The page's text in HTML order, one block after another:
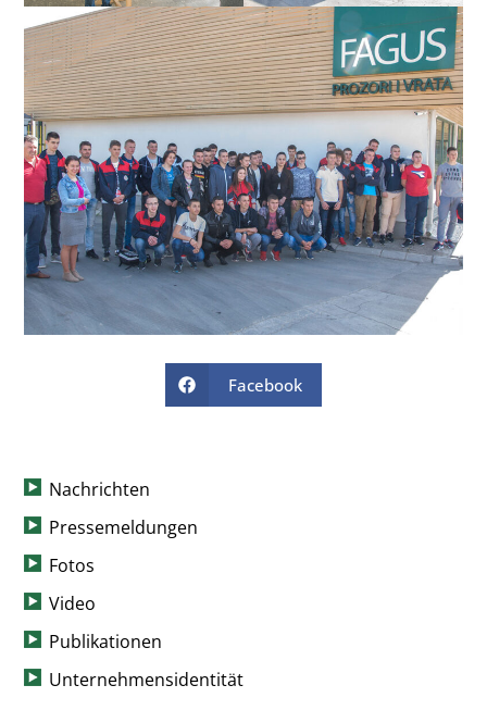
Facebook
Nachrichten
Pressemeldungen
Fotos
Video
Publikationen
Unternehmensidentität